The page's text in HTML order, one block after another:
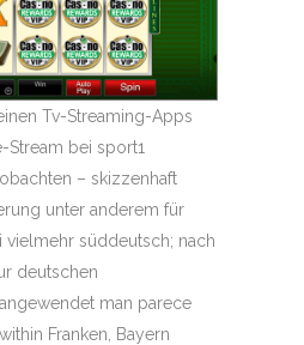
Tv-Streaming-Apps
Stream bei sport1
– skizzenhaft
unter anderem für
vielmehr süddeutsch; nach
deutschen
man parece
Franken, Bayern